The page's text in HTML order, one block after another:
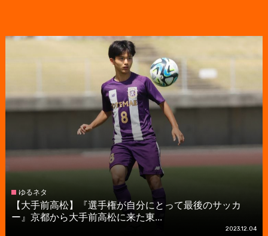
ゆるネタ
【大手前高松】『選手権が自分にとって最後のサッカ
ー』京都から大手前高松に来た東...
2023.12.04